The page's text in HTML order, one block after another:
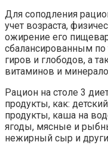
Для соподления
учет возраста,
ожирение его
сбалансированным
гиров и глободов, а
витаминов и
Рацион на столе 3
продукты, как:
продукты, каша на
ягоды, мясные и
нежирный сыр и